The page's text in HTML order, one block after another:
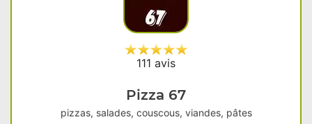
111 avis
Pizza 67
pizzas, salades, couscous, viandes, pâtes